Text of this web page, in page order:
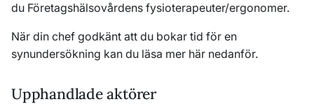
du Företagshälsovårdens fysioterapeuter/ergonomer.
När din chef godkänt att du bokar tid för en
synundersökning kan du läsa mer här nedanför.
Upphandlade aktörer